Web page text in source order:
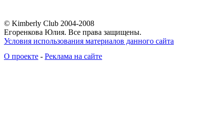
© Kimberly Club 2004-2008
Егоренкова Юлия. Все права защищены.
Условия использования материалов данного сайта
О проекте - Реклама на сайте